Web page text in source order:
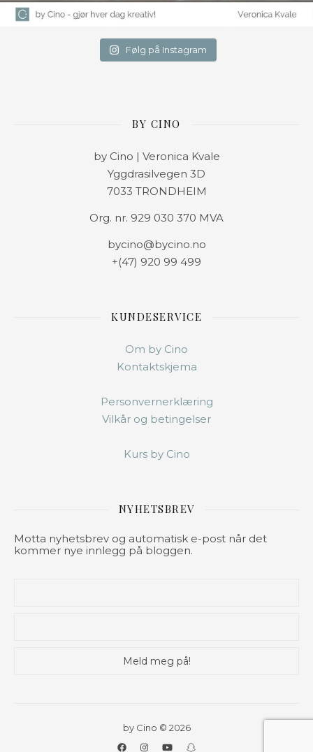
Følg på Instagram
BY CINO
by Cino | Veronica Kvale
Yggdrasilvegen 3D
7033 TRONDHEIM
Org. nr. 929 030 370 MVA
bycino@bycino.no
+(47) 920 99 499
KUNDESERVICE
Om by Cino
Kontaktskjema
Personvernerklæring
Vilkår og betingelser
Kurs by Cino
NYHETSBREV
Motta nyhetsbrev og automatisk e-post når det
kommer nye innlegg på bloggen.
by Cino © 2026